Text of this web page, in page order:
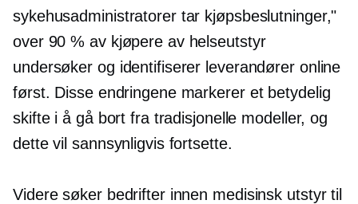
sykehusadministratorer tar kjøpsbeslutninger,"
over 90 % av kjøpere av helseutstyr
undersøker og identifiserer leverandører online
først. Disse endringene markerer et betydelig
skifte i å gå bort fra tradisjonelle modeller, og
dette vil sannsynligvis fortsette.
Videre søker bedrifter innen medisinsk utstyr til